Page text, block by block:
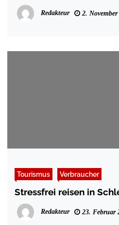
Redakteur 2. November
Tourismus Verbraucher
Stressfrei reisen in
Redakteur 23. Februar